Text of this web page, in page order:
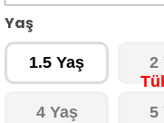
Yaş
1.5 Yaş 2
4 Yaş 5